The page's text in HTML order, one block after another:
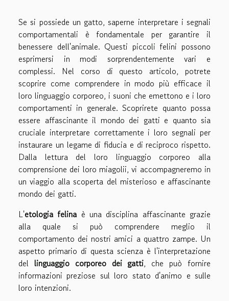
Se si possiede un gatto, saperne interpretare i segnali
comportamentali è fondamentale per garantire il
benessere dell'animale. Questi piccoli felini possono
esprimersi in modi sorprendentemente vari e
complessi. Nel corso di questo articolo, potrete
scoprire come comprendere in modo più efficace il
loro linguaggio corporeo, i suoni che emettono e i loro
comportamenti in generale. Scoprirete quanto possa
essere affascinante il mondo dei gatti e quanto sia
cruciale interpretare correttamente i loro segnali per
instaurare un legame di fiducia e di reciproco rispetto.
Dalla lettura del loro linguaggio corporeo alla
comprensione dei loro miagolii, vi accompagneremo in
un viaggio alla scoperta del misterioso e affascinante
mondo dei gatti.
L'etologia felina è una disciplina affascinante grazie
alla quale si può comprendere meglio il
comportamento dei nostri amici a quattro zampe. Un
aspetto primario di questa scienza è l'interpretazione
del linguaggio corporeo dei gatti, che può fornire
informazioni preziose sul loro stato d'animo e sulle
loro intenzioni.